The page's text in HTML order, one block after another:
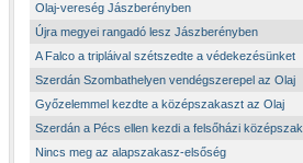
Olaj-vereség Jászberényben
Újra megyei rangadó lesz Jászberényben
A Falco a tripláival szétszedte a védekezésünket
Szerdán Szombathelyen vendégszerepel az Olaj
Győzelemmel kezdte a középszakaszt az Olaj
Szerdán a Pécs ellen kezdi a felsőházi
Nincs meg az alapszakasz-elsőség